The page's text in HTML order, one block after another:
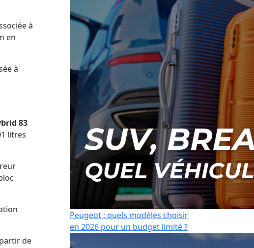
à
en
à
83
litres
de
Peugeot : quels modèles choisir
en 2026 pour un budget limité ?